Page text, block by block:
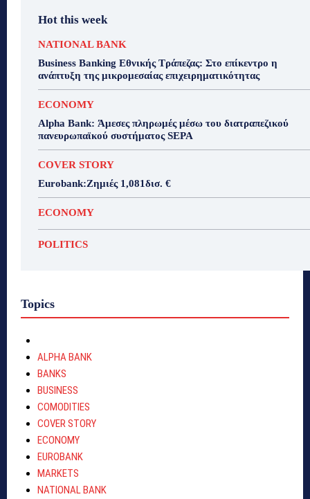
Hot this week
NATIONAL BANK
Business Banking Εθνικής Τράπεζας: Στο επίκεντρο η
ανάπτυξη της μικρομεσαίας επιχειρηματικότητας
ECONOMY
Alpha Bank: Άμεσες πληρωμές μέσω του διατραπεζικού
πανευρωπαϊκού συστήματος SEPA
COVER STORY
Eurobank:Ζημιές 1,081δισ. €
ECONOMY
POLITICS
Topics
ALPHA BANK
BANKS
BUSINESS
COMODITIES
COVER STORY
ECONOMY
EUROBANK
MARKETS
NATIONAL BANK